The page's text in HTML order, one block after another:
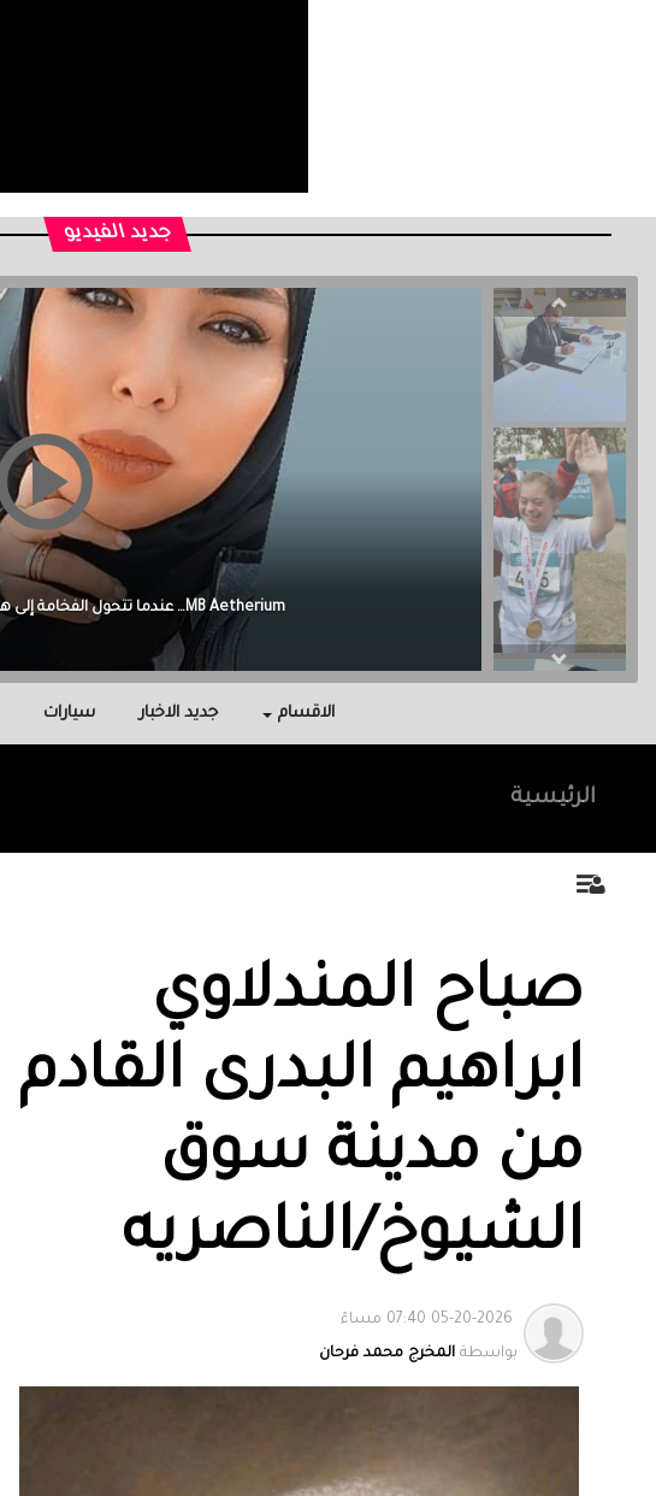
جديد الفيديو
Malak Berri وراء كل نجاح عائلة آمنت بي، واحتوتني، وكانت سندي في أصعب اللحظات.
الاقسام جديد الاخبار سيارات
الرئيسية
صباح المندلاوي
ابراهيم البدرى القادم
من مدينة سوق
الشيوخ/الناصريه
بواسطة المخرج محمد فرحان